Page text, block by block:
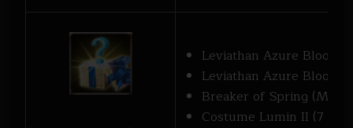
Leviathan Azure Bloody
Leviathan Azure Bloody
Breaker of Spring
Costume Lumin II (7